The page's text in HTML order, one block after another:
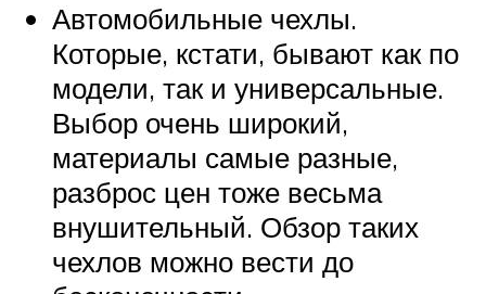
Автомобильные чехлы.
Которые, кстати, бывают как по
модели, так и универсальные.
Выбор очень широкий,
материалы самые разные,
разброс цен тоже весьма
внушительный. Обзор таких
чехлов можно вести до